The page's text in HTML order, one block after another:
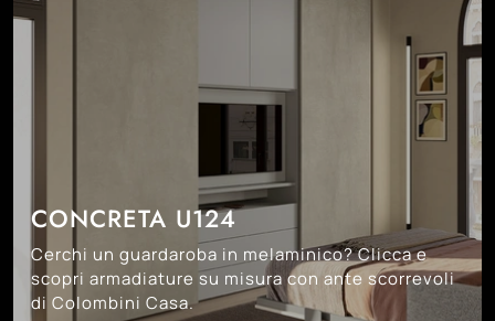
CONCRETA U124
Cerchi un guardaroba in melaminico? Clicca e
scopri armadiature su misura con ante scorrevoli
di Colombini Casa.